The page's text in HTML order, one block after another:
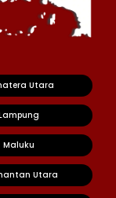
Utara
Maluku
Utara